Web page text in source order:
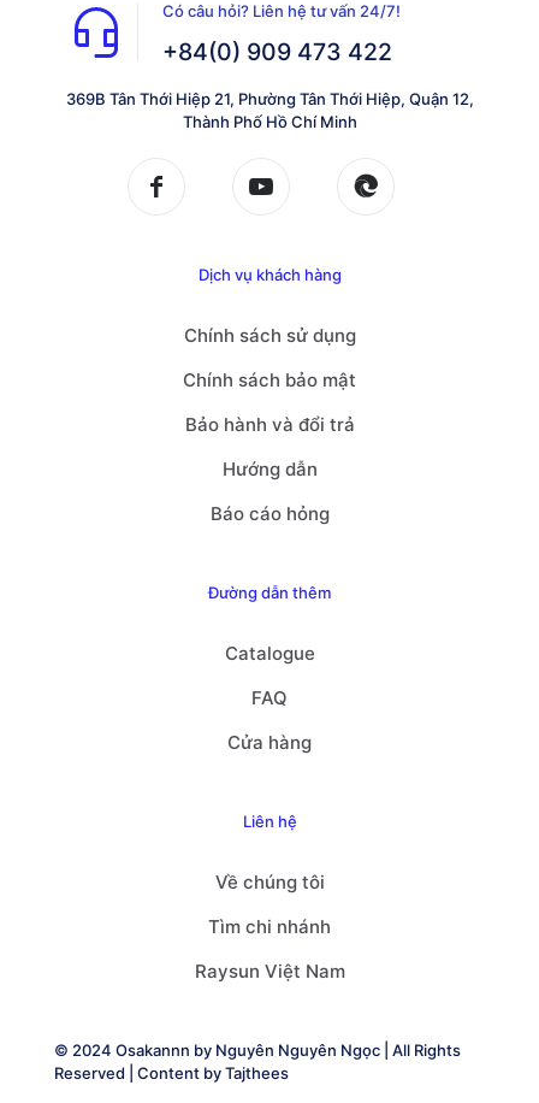
Có câu hỏi? Liên hệ tư vấn 24/7!
+84(0) 909 473 422
369B Tân Thới Hiệp 21, Phường Tân Thới Hiệp, Quận 12,
Thành Phố Hồ Chí Minh
Dịch vụ khách hàng
Chính sách sử dụng
Chính sách bảo mật
Bảo hành và đổi trả
Hướng dẫn
Báo cáo hỏng
Đường dẫn thêm
Catalogue
FAQ
Cửa hàng
Liên hệ
Về chúng tôi
Tìm chi nhánh
Raysun Việt Nam
© 2024 Osakannn by Nguyên Nguyên Ngọc | All Rights
Reserved | Content byTajthees